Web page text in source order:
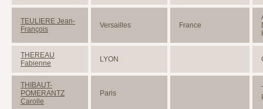
TEULIERE Jean-
François
Versailles France
THEREAU
Fabienne
LYON
THIBAUT-
POMERANTZ
Carolle
Paris